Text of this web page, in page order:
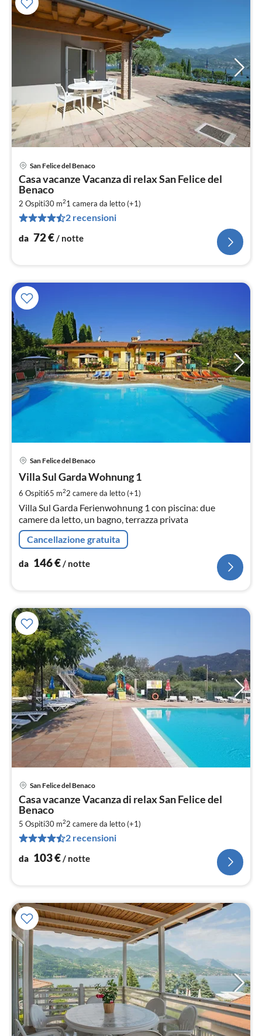
San Felice del Benaco
Casa vacanze Vacanza di relax San Felice del
Benaco
2 Ospiti30 m21 camera da letto (+1)
2 recensioni
da 72€/ notte
San Felice del Benaco
Villa Sul Garda Wohnung 1
6 Ospiti65 m22 camere da letto (+1)
Villa Sul Garda Ferienwohnung 1 con piscina: due
camere da letto, un bagno, terrazza privata
Cancellazione gratuita
da 146€/ notte
San Felice del Benaco
Casa vacanze Vacanza di relax San Felice del
Benaco
5 Ospiti30 m22 camere da letto (+1)
2 recensioni
da 103€/ notte